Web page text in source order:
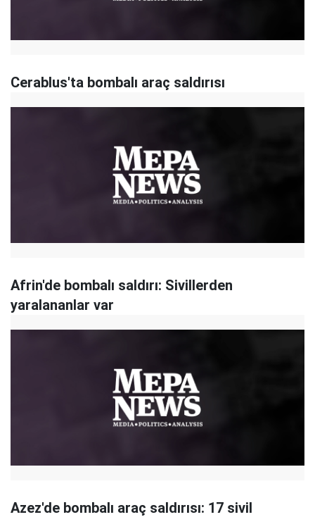
Cerablus'ta bombalı araç saldırısı
Afrin'de bombalı saldırı: Sivillerden
yaralananlar var
Azez'de bombalı araç saldırısı: 17 sivil